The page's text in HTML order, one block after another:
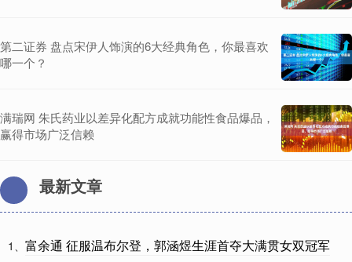
第二证券 盘点宋伊人饰演的6大经典角色，你最喜欢
哪一个？
满瑞网 朱氏药业以差异化配方成就功能性食品爆品，
赢得市场广泛信赖
最新文章
1、 富余通 征服温布尔登，郭涵煜生涯首夺大满贯女双冠军